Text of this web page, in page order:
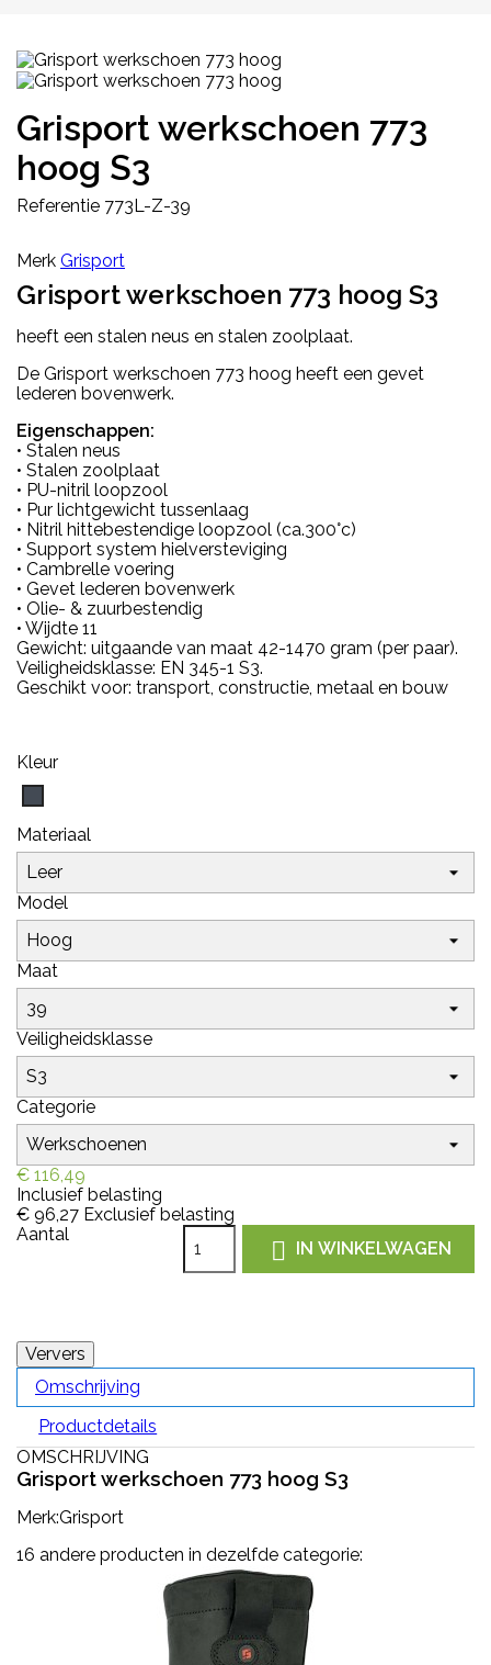
Grisport werkschoen 773
hoog S3
Referentie 773L-Z-39
Merk Grisport
Grisport werkschoen 773 hoog S3
heeft een stalen neus en stalen zoolplaat.
De Grisport werkschoen 773 hoog heeft een gevet
lederen bovenwerk.
Eigenschappen:
• Stalen neus
• Stalen zoolplaat
• PU-nitril loopzool
• Pur lichtgewicht tussenlaag
• Nitril hittebestendige loopzool (ca.300°c)
• Support system hielversteviging
• Cambrelle voering
• Gevet lederen bovenwerk
• Olie- & zuurbestendig
• Wijdte 11
Gewicht: uitgaande van maat 42-1470 gram (per paar).
Veiligheidsklasse: EN 345-1 S3.
Geschikt voor: transport, constructie, metaal en bouw
Kleur
Materiaal
Model
Maat
Veiligheidsklasse
Categorie
€ 116,49
Inclusief belasting
€ 96,27 Exclusief belasting
Aantal
 IN WINKELWAGEN
Omschrijving
Productdetails
OMSCHRIJVING
Grisport werkschoen 773 hoog S3
Merk:Grisport
16 andere producten in dezelfde categorie: